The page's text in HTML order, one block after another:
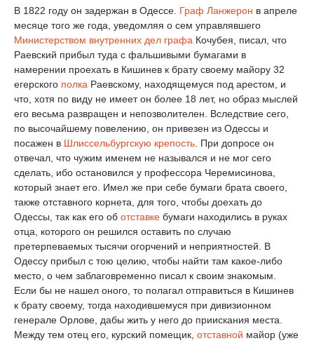
В 1822 году он задержан в Одессе. Граф Ланжерон в апреле
месяце того же года, уведомляя о сем управлявшего
Министерством внутренних дел графа Кочубея, писал, что
Раевский прибыл туда с фальшивыми бумагами в
намерении проехать в Кишинев к брату своему майору 32
егерского полка Раевскому, находящемуся под арестом, и
что, хотя по виду не имеет он более 18 лет, но образ мыслей
его весьма развращен и непозволителен. Вследствие сего,
по высочайшему повелению, он привезен из Одессы и
посажен в Шлиссельбургскую крепость . При допросе он
отвечал, что чужим именем не назывался и не мог сего
сделать, ибо остановился у профессора Черемисинова,
который знает его. Имел же при себе бумаги брата своего,
также отставного корнета, для того, чтобы доехать до
Одессы, так как его об отставке бумаги находились в руках
отца, которого он решился оставить по случаю
претерпеваемых тысячи огорчений и неприятностей. В
Одессу прибыл с тою целию, чтобы найти там какое-либо
место, о чем заблаговременно писал к своим знакомым.
Если бы не нашел оного, то полагал отправиться в Кишинев
к брату своему, тогда находившемуся при дивизионном
генерале Орлове, дабы жить у него до приискания места.
Между тем отец его, курский помещик, отставной майор (уже